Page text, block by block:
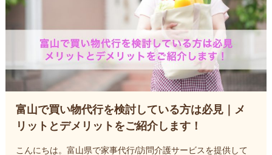
富山で買い物代行を検討している方は必見｜メ
リットとデメリットをご紹介します！
こんにちは。富山県で家事代行/訪問介護サービスを提供して